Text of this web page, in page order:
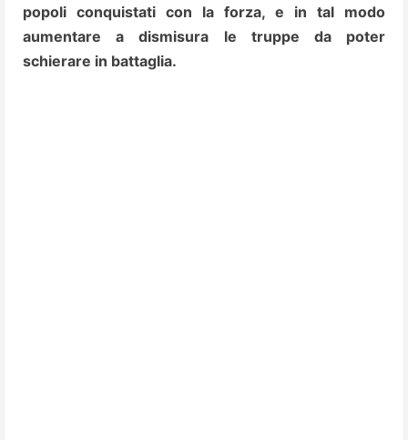
popoli conquistati con la forza, e in tal modo
aumentare a dismisura le truppe da poter
schierare in battaglia.